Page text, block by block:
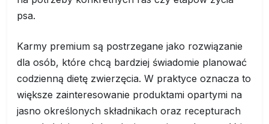
psa.
Karmy premium są postrzegane jako rozwiązanie
dla osób, które chcą bardziej świadomie planować
codzienną dietę zwierzęcia. W praktyce oznacza to
większe zainteresowanie produktami opartymi na
jasno określonych składnikach oraz recepturach